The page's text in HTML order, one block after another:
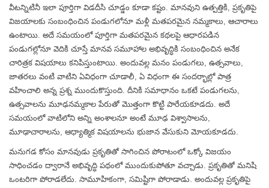
వీటన్నిటినీ ఇలా పూర్తిగా విడదీసి చూడ్డం కూడా కష్టం. మానవుని ఉత్పత్తికి, ప్రకృతిపై
విజయాలకు సంబంధించిన పండుగలోనూ మళ్లీ మతపరమైన నమ్మకాలు, ఆచారాలు
ఉంటాయి. అదే సమయంలో పూర్తిగా మతపరమైన కథలపై ఆధారపడిన
పండుగల్లోనూ వెదికి చూస్తే మానవ సమూహాల అభివృద్ధికి సంబంధించిన అనేక
చారిత్రక విషయాలు కనిపిస్తుంటాయి. అందువల్ల మనం పండుగలు, ఉత్సవాలు,
జాతరలు వంటి వాటిని ఏవిధంగా చూడాలీ, ఏ విధంగా ఈ సందర్భాల్లో పాత్ర
వహించాలి అన్న ప్రశ్న ముందుకొస్తుంది. దీనికి సమాధానం ఒకటే పండుగలను,
ఉత్సవాలను మూఢనమ్మకాల పేరుతో మొత్తంగా కొట్టి పారేయకూడదు. అదే
సమయంలో వాటిలోని అన్ని అంశాలనూ అంటే మూఢ విశ్వాసాలను,
మూఢాచారాలను, ఆధ్యాత్మిక విషయాలను భుజాన వేసుకుని మోయకూడదు.
మనుగడ కోసం మానవుడు ప్రకృతితో సాగించిన పోరాటంలో ఒక్కో విజయం
సాధించడం ద్వారానే అభివృద్ధి పథంలో ముందుకుపోతూ వచ్చాడు. ప్రకృతితో మనిషి
ఒంటరిగా పోరాడలేదు. సామూహికంగా, సమిష్టిగా పోరాడాడు. అందువల్ల ప్రకృతిపై